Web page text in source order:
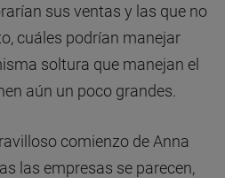
sus ventas y las que no
cuáles podrían manejar
soltura que manejan el
aún un poco grandes.
comienzo de Anna
las empresas se parecen,